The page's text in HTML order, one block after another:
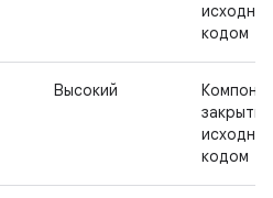
кодом
Высокий
закрытым
кодом